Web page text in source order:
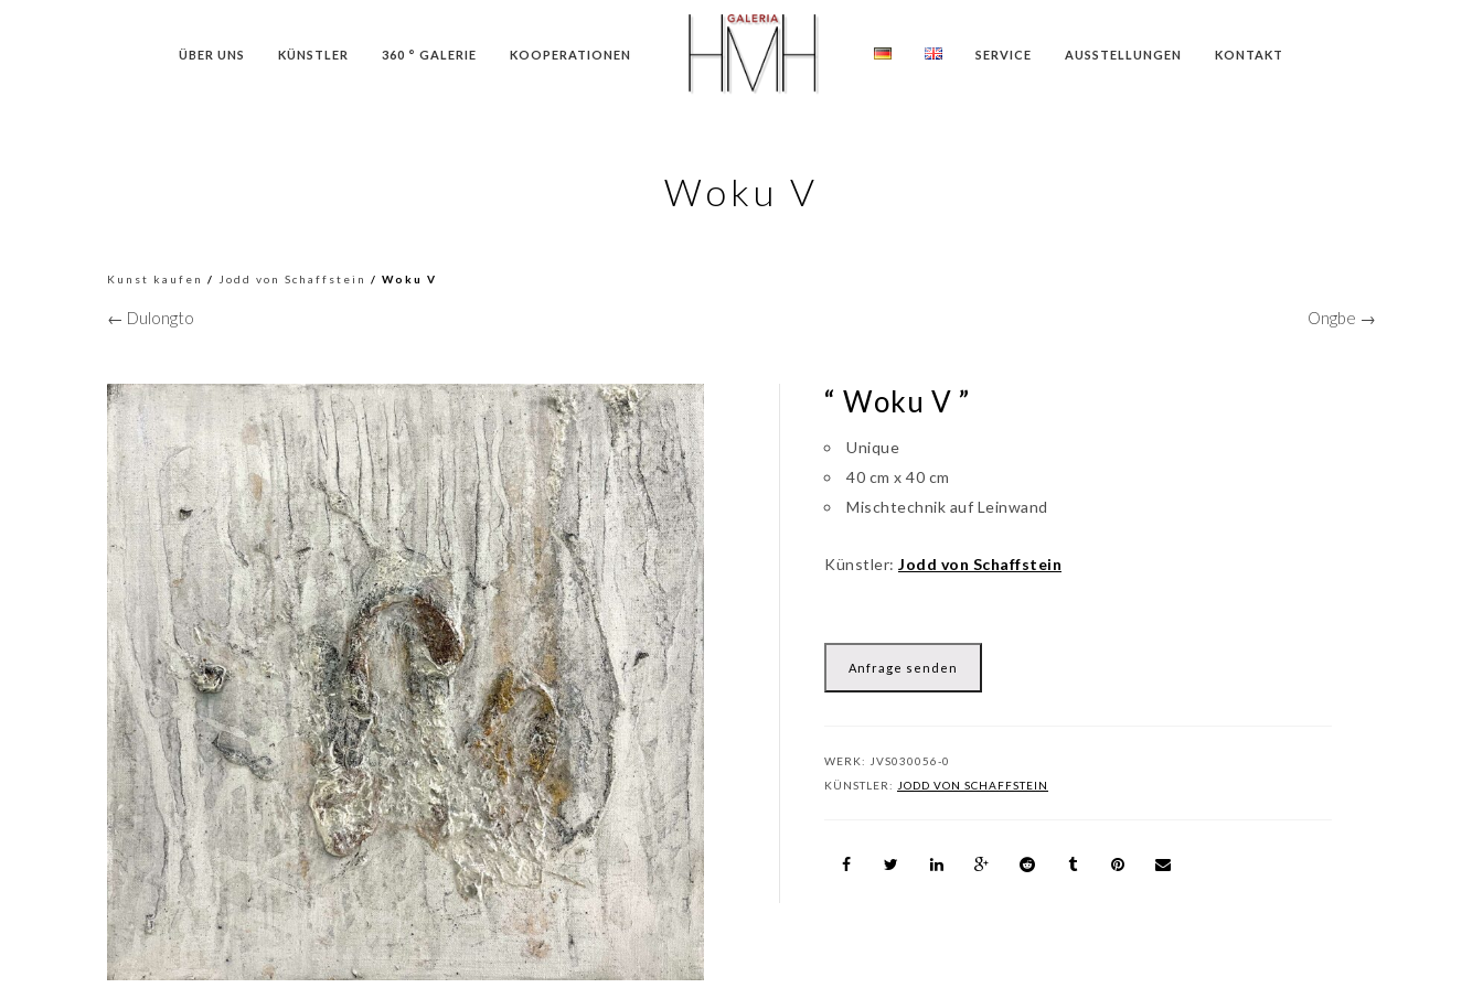
ÜBER UNS KÜNSTLER 360 ° GALERIE KOOPERATIONEN SERVICE AUSSTELLUNGEN KONTAKT
Woku V
Kunst kaufen / Jodd von Schaffstein / Woku V
← Dulongto Ongbe →
“ Woku V ”
Unique
40 cm x 40 cm
Mischtechnik auf Leinwand
Künstler: Jodd von Schaffstein
Anfrage senden
WERK: JVS030056-0
KÜNSTLER: JODD VON SCHAFFSTEIN